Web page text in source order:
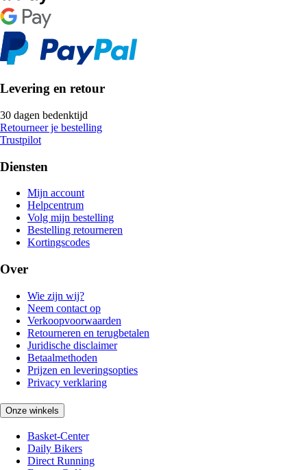
Levering en retour
30 dagen bedenktijd
Retourneer je bestelling
Trustpilot
Diensten
Mijn account
Helpcentrum
Volg mijn bestelling
Bestelling retourneren
Kortingscodes
Over
Wie zijn wij?
Neem contact op
Verkoopvoorwaarden
Retourneren en terugbetalen
Juridische disclaimer
Betaalmethoden
Prijzen en leveringsopties
Privacy verklaring
Onze winkels
Basket-Center
Daily Bikers
Direct Running